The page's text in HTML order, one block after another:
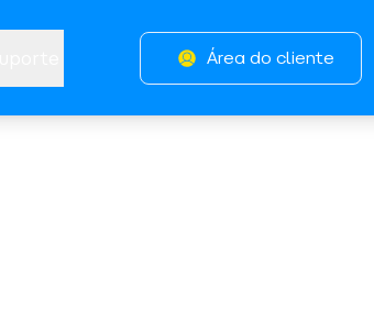
Área do cliente